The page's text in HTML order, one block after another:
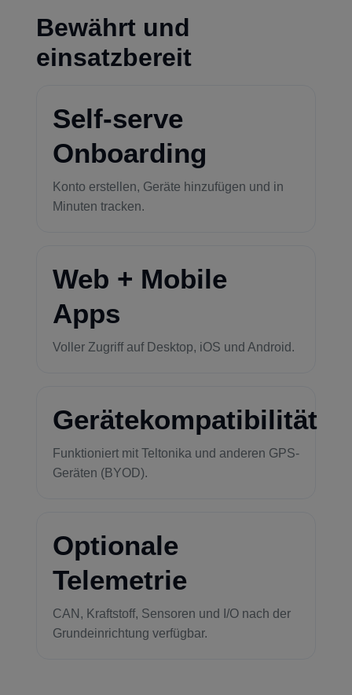
Bewährt und
einsatzbereit
Self-serve
Onboarding
Konto erstellen, Geräte hinzufügen und in
Minuten tracken.
Web + Mobile
Apps
Voller Zugriff auf Desktop, iOS und Android.
Gerätekompatibilität
Funktioniert mit Teltonika und anderen GPS-
Geräten (BYOD).
Optionale
Telemetrie
CAN, Kraftstoff, Sensoren und I/O nach der
Grundeinrichtung verfügbar.